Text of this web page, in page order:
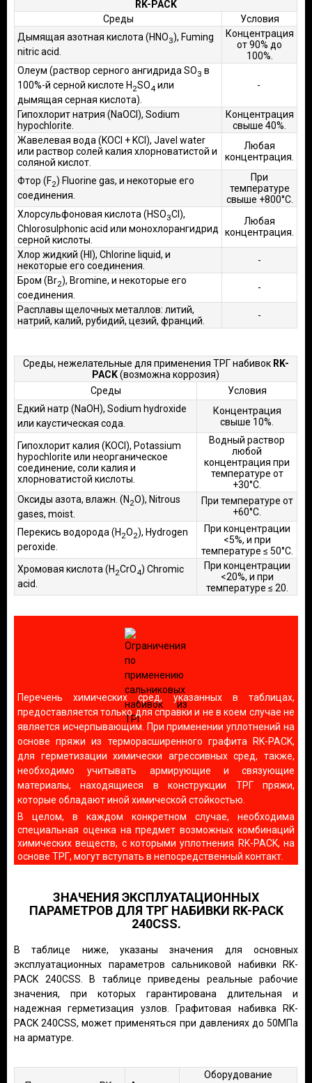
RK-PACK
Среды
Условия
Дымящая азотная кислота (HNO3), Fuming
nitric acid.
Концентрация
от 90% до
100%.
Олеум (раствор серного ангидрида SO3 в
100%-й серной кислоте H 2SO4 или
дымящая серная кислота).
-
Гипохлорит натрия (NaOCl), Sodium
hypochlorite.
Концентрация
свыше 40%.
Жавелевая вода (KOCl + KCl), Javel water
или раствор солей калия хлорноватистой и
соляной кислот.
Любая
концентрация.
Фтор (F2) Fluorine gas, и некоторые его
соединения.
При
температуре
свыше +800°С.
Хлорсульфоновая кислота (HSO3Cl),
Chlorosulphonic acid или монохлорангидрид
серной кислоты.
Любая
концентрация.
Хлор жидкий (Hl), Chlorine liquid, и
некоторые его соединения.
-
Бром (Br2), Bromine, и некоторые его
соединения.
-
Расплавы щелочных металлов: литий,
натрий, калий, рубидий, цезий, франций.
-
Среды, нежелательные для применения ТРГ набивокRK-
PACK(возможна коррозия)
Среды
Условия
Едкий натр (NaOH), Sodium hydroxide
или каустическая сода.
Концентрация
свыше 10%.
Гипохлорит калия (KOCl), Potassium
hypochlorite или неорганическое
соединение, соли калия и
хлорноватистой кислоты.
Водный раствор
любой
концентрация при
температуре от
+30°С.
Оксиды азота, влажн. (N 2O), Nitrous
gases, moist.
При температуре от
+60°С.
Перекись водорода (H 2O2), Hydrogen
peroxide.
При концентрации
<5%, и при
температуре ≤ 50°С.
Хромовая кислота (H 2CrO4) Chromic
acid.
При концентрации
<20%, и при
температуре ≤ 20.
Перечень химических сред, указанных в таблицах,
предоставляется только для справки и не в коем случае не
является исчерпывающим. При применении уплотнений на
основе пряжи из терморасширенного графита RK-PACK,
для герметизации химически агрессивных сред, также,
необходимо учитывать армирующие и связующие
материалы, находящиеся в конструкции ТРГ пряжи,
которые обладают иной химической стойкостью.
В целом, в каждом конкретном случае, необходима
специальная оценка на предмет возможных комбинаций
химических веществ, с которыми уплотнения RK-PACK, на
основе ТРГ, могут вступать в непосредственный контакт.
ЗНАЧЕНИЯ ЭКСПЛУАТАЦИОННЫХ
ПАРАМЕТРОВ ДЛЯ ТРГ НАБИВКИ RK-PACK
240CSS.
В таблице ниже, указаны значения для основных
эксплуатационных параметров сальниковой набивки RK-
PACK 240CSS. В таблице приведены реальные рабочие
значения, при которых гарантирована длительная и
надежная герметизация узлов. Графитовая набивка RK-
PACK 240CSS, может применяться при давлениях до 50МПа
на арматуре.
Оборудование